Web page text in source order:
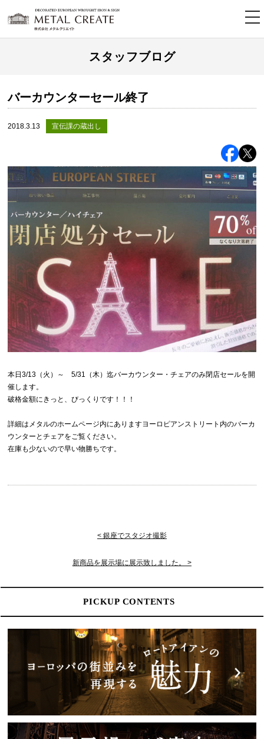
スタッフブログ
バーカウンターセール終了
2018.3.13 宣伝課の蔵出し
本日3/13（火）～ 5/31（木）迄バーカウンター・チェアのみ閉店セールを開
催します。
破格金額にきっと、びっくりです！！！
詳細はメタルのホームページ内にありますヨーロピアンストリート内のバーカ
ウンターとチェアをご覧ください。
在庫も少ないので早い物勝ちです。
< 銀座でスタジオ撮影
新商品を展示場に展示致しました。 >
PICKUP CONTENTS